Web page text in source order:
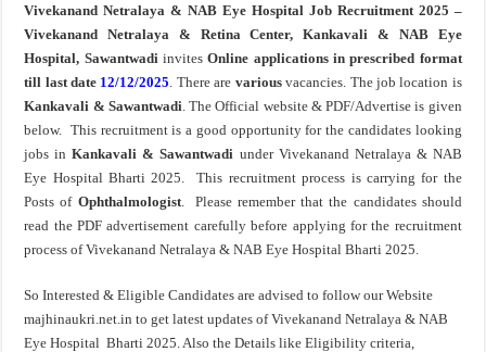
Vivekanand Netralaya & NAB Eye Hospital Job Recruitment 2025 –
Vivekanand Netralaya & Retina Center, Kankavali & NAB Eye
Hospital, Sawantwadi invitesOnline applications in prescribed format
till last date 12/12/2025. There are variousvacancies. The job location is
Kankavali & Sawantwadi. The Official website & PDF/Advertise is given
below. This recruitment is a good opportunity for the candidates looking
jobs inKankavali & Sawantwadi under Vivekanand Netralaya & NAB
Eye Hospital Bharti 2025. This recruitment process is carrying for the
Posts of Ophthalmologist. Please remember that the candidates should
read the PDF advertisement carefully before applying for the recruitment
process of Vivekanand Netralaya & NAB Eye Hospital Bharti 2025.
So Interested & Eligible Candidates are advised to follow our Website
majhinaukri.net.in to get latest updates of Vivekanand Netralaya & NAB
Eye Hospital Bharti 2025. Also the Details like Eligibility criteria,